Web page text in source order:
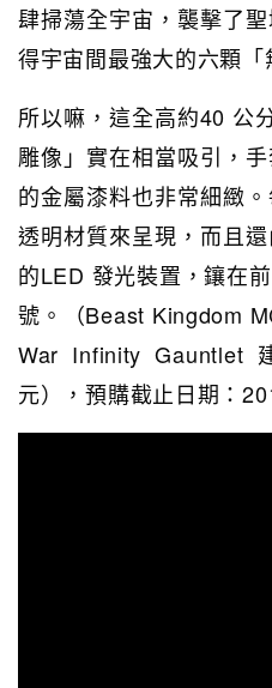
肆掃蕩全宇宙，襲擊了
得宇宙間最強大的六顆「
所以嘛，這全高約40 公
雕像」實在相當吸引，
的金屬漆料也非常細緻
透明材質來呈現，而且
的LED 發光裝置，鑲在
號。（Beast Kingdom
War Infinity Gauntlet
元），預購截止日期：